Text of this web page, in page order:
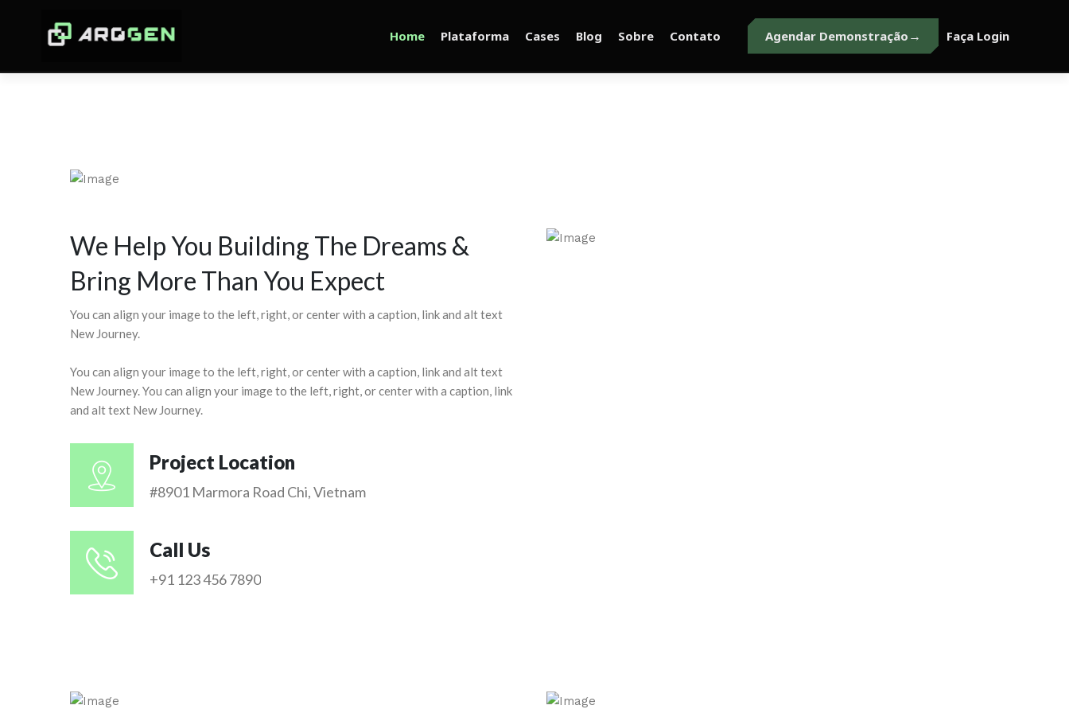
Home Plataforma Cases Blog Sobre Contato Agendar Demonstração Faça Login
We Help You Building The Dreams &
Bring More Than You Expect
You can align your image to the left, right, or center with a caption, link and alt text
New Journey.
You can align your image to the left, right, or center with a caption, link and alt text
New Journey. You can align your image to the left, right, or center with a caption, link
and alt text New Journey.
Project Location
#8901 Marmora Road Chi, Vietnam
Call Us
+91 123 456 7890